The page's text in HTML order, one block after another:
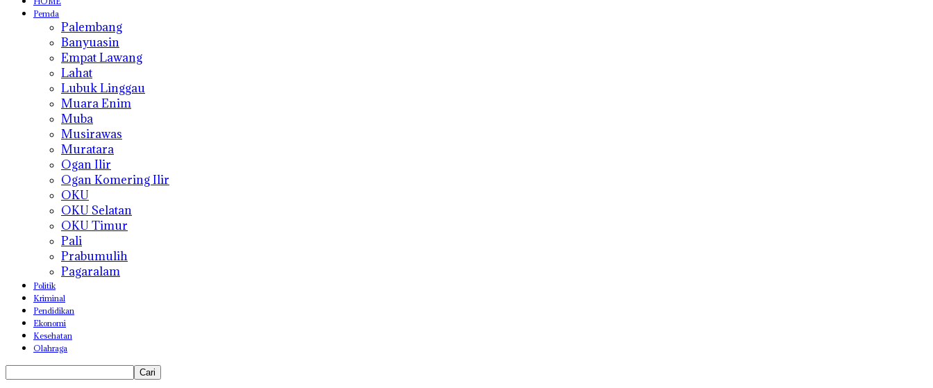
Pemda
Palembang
Banyuasin
Empat Lawang
Lahat
Lubuk Linggau
Muara Enim
Muba
Musirawas
Muratara
Ogan Ilir
Ogan Komering Ilir
OKU
OKU Selatan
OKU Timur
Pali
Prabumulih
Pagaralam
Politik
Kriminal
Pendidikan
Ekonomi
Kesehatan
Olahraga